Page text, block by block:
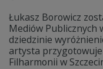
Łukasz Borowicz
Mediów Publicznych
dziedzinie
artysta
Filharmonii w